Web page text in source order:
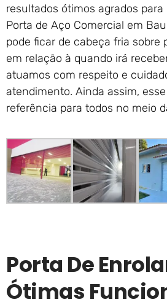
resultados ótimos agrados
Porta de Aço Comercial em
pode ficar de cabeça fria sobre
em relação à quando irá
atuamos com respeito e
atendimento. Ainda assim,
referência para todos no meio
Porta De
Ótimas